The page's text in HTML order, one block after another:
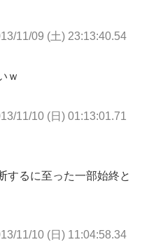
11/09 (土) 23:13:40.54
ｗ
11/10 (日) 01:13:01.71
するに至った一部始終と
11/10 (日) 11:04:58.34